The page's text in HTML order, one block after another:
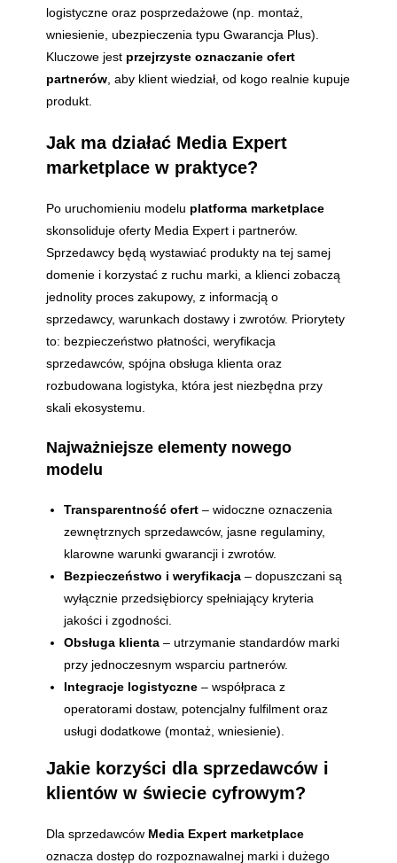
logistyczne oraz posprzedażowe (np. montaż,
wniesienie, ubezpieczenia typu Gwarancja Plus).
Kluczowe jest przejrzyste oznaczanie ofert
partnerów , aby klient wiedział, od kogo realnie kupuje
produkt.
Jak ma działać Media Expert
marketplace w praktyce?
Po uruchomieniu modelu platforma marketplace
skonsoliduje oferty Media Expert i partnerów.
Sprzedawcy będą wystawiać produkty na tej samej
domenie i korzystać z ruchu marki, a klienci zobaczą
jednolity proces zakupowy, z informacją o
sprzedawcy, warunkach dostawy i zwrotów. Priorytety
to: bezpieczeństwo płatności, weryfikacja
sprzedawców, spójna obsługa klienta oraz
rozbudowana logistyka, która jest niezbędna przy
skali ekosystemu.
Najważniejsze elementy nowego
modelu
Transparentność ofert – widoczne oznaczenia
zewnętrznych sprzedawców, jasne regulaminy,
klarowne warunki gwarancji i zwrotów.
Bezpieczeństwo i weryfikacja – dopuszczani są
wyłącznie przedsiębiorcy spełniający kryteria
jakości i zgodności.
Obsługa klienta – utrzymanie standardów marki
przy jednoczesnym wsparciu partnerów.
Integracje logistyczne – współpraca z
operatorami dostaw, potencjalny fulfilment oraz
usługi dodatkowe (montaż, wniesienie).
Jakie korzyści dla sprzedawców i
klientów w świecie cyfrowym?
Dla sprzedawców Media Expert marketplace
oznacza dostęp do rozpoznawalnej marki i dużego